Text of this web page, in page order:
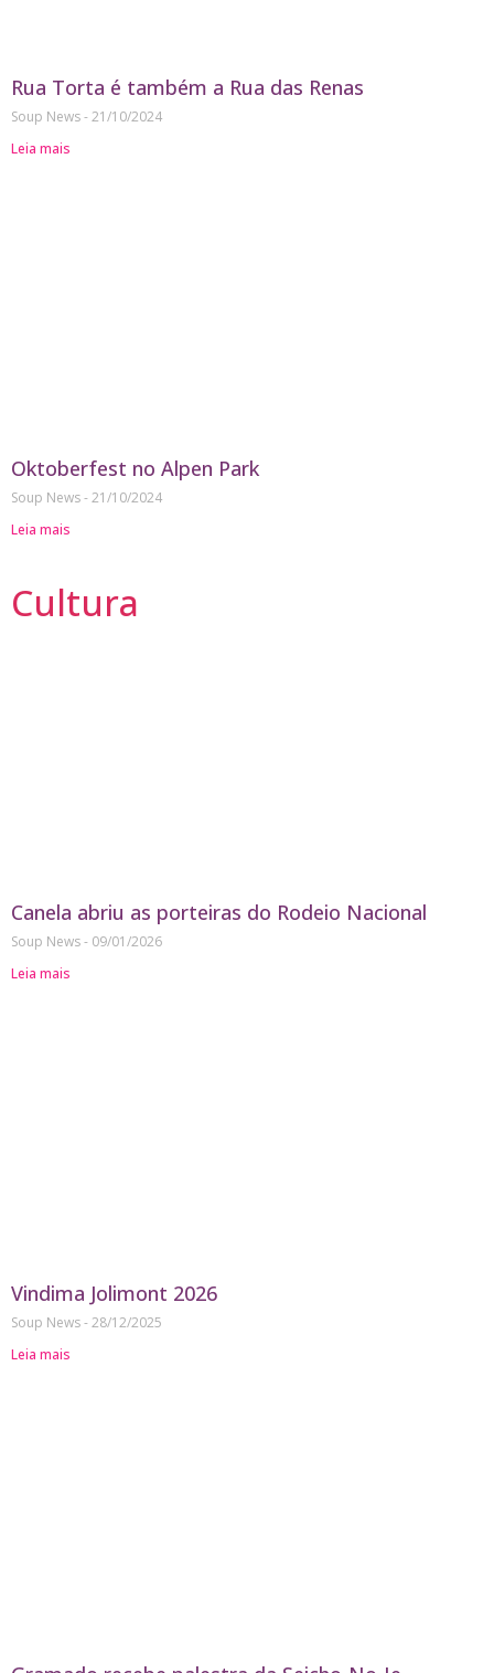
Rua Torta é também a Rua das Renas
Soup News 21/10/2024
Leia mais
Oktoberfest no Alpen Park
Soup News 21/10/2024
Leia mais
Cultura
Canela abriu as porteiras do Rodeio Nacional
Soup News
09/01/2026
Leia mais
Vindima Jolimont 2026
Soup News 28/12/2025
Leia mais